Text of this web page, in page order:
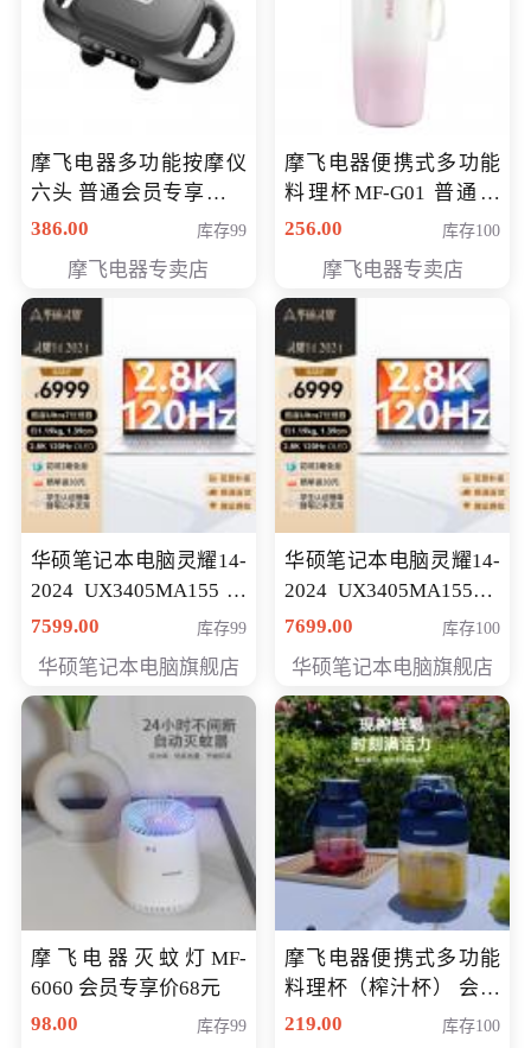
摩飞电器多功能按摩仪
六头 普通会员专享价格
199元
386.00 库存99
摩飞电器专卖店
摩飞电器便携式多功能
料理杯MF-G01 普通会
员专享价格128元
256.00 库存100
摩飞电器专卖店
华硕笔记本电脑灵耀14-
2024 UX3405MA155冰
川银 oled 智慧轻薄本 会
7599.00 库存99
华硕笔记本电脑旗舰店
华硕笔记本电脑灵耀14-
2024 UX3405MA155夜
空蓝 oled 智慧轻薄本 会
7699.00 库存100
华硕笔记本电脑旗舰店
摩飞电器灭蚊灯MF-
6060 会员专享价68元
98.00
库存99
摩飞电器便携式多功能
料理杯（榨汁杯） 会员
专享价118元
219.00 库存100